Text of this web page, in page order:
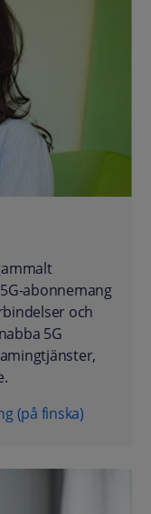
abonnemang
och
5G
(på finska)